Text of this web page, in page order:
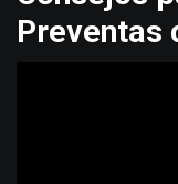
Preventas